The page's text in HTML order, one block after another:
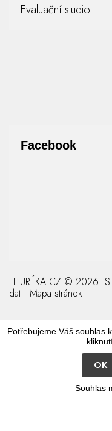
Evaluační studio
Facebook
HEURÉKA CZ © 2026
dat
Mapa stránek
Potřebujeme Váš souhlask
OK
Souhlas